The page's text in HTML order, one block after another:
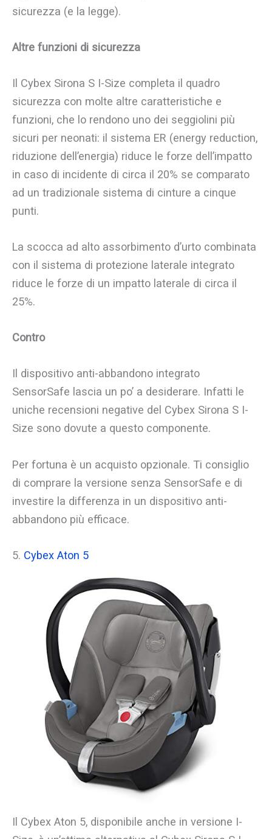
sicurezza (e la legge).
Altre funzioni di sicurezza
Il Cybex Sirona S I-Size completa il quadro
sicurezza con molte altre caratteristiche e
funzioni, che lo rendono uno dei seggiolini più
sicuri per neonati: il sistema ER (energy reduction,
riduzione dell’energia) riduce le forze dell’impatto
in caso di incidente di circa il 20% se comparato
ad un tradizionale sistema di cinture a cinque
punti.
La scocca ad alto assorbimento d’urto combinata
con il sistema di protezione laterale integrato
riduce le forze di un impatto laterale di circa il
25%.
Contro
Il dispositivo anti-abbandono integrato
SensorSafe lascia un po’ a desiderare. Infatti le
uniche recensioni negative del Cybex Sirona S I-
Size sono dovute a questo componente.
Per fortuna è un acquisto opzionale. Ti consiglio
di comprare la versione senza SensorSafe e di
investire la differenza in un dispositivo anti-
abbandono più efficace.
5. Cybex Aton 5
Il Cybex Aton 5, disponibile anche in versione I-